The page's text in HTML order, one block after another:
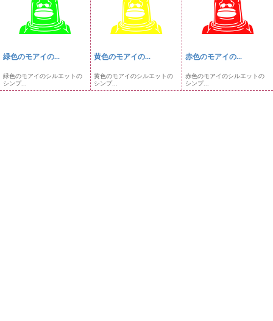
緑色のモアイの...
緑色のモアイのシルエットの
シンプ...
黄色のモアイの...
黄色のモアイのシルエットの
シンプ...
赤色のモアイの...
赤色のモアイのシルエットの
シンプ...